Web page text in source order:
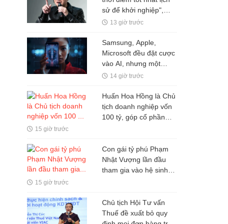
sử để khởi nghiệp",
nhiều người thất bại chỉ
cũng hiểu nhưng ít khi
vượt qua được
13 giờ trước
Samsung, Apple,
Microsoft đều đặt cược
vào AI, nhưng một
nghịch lý đang xuất
phải lúc nào cũng dùng
14 giờ trước
Huấn Hoa Hồng là Chủ
tịch doanh nghiệp vốn
100 tỷ, góp cổ phần
15 giờ trước
Con gái tỷ phú Phạm
Nhật Vượng lần đầu
tham gia vào hệ sinh
15 giờ trước
Chủ tịch Hội Tư vấn
Thuế đề xuất bỏ quy